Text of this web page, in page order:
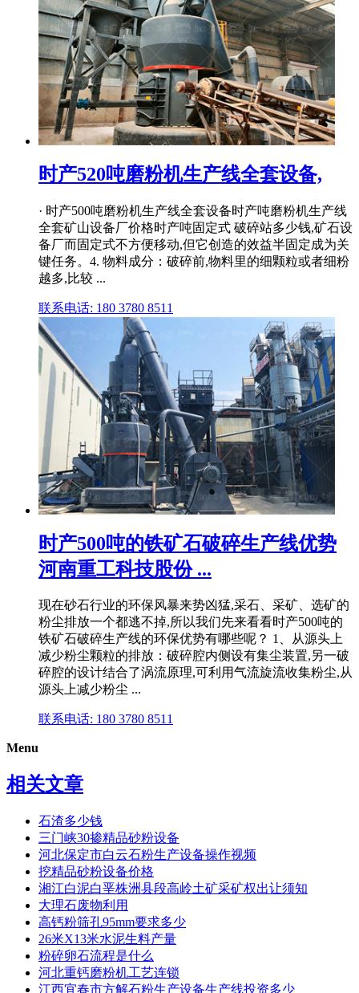
时产520吨磨粉机生产线全套设备,
· 时产500吨磨粉机生产线全套设备时产吨磨粉机生产线
全套矿山设备厂价格时产吨固定式 破碎站多少钱,矿石设
备厂而固定式不方便移动,但它创造的效益半固定成为关
键任务。4. 物料成分：破碎前,物料里的细颗粒或者细粉
越多,比较 ...
联系电话: 180 3780 8511
时产500吨的铁矿石破碎生产线优势
河南重工科技股份 ...
现在砂石行业的环保风暴来势凶猛,采石、采矿、选矿的
粉尘排放一个都逃不掉,所以我们先来看看时产500吨的
铁矿石破碎生产线的环保优势有哪些呢？ 1、从源头上
减少粉尘颗粒的排放：破碎腔内侧设有集尘装置,另一破
碎腔的设计结合了涡流原理,可利用气流旋流收集粉尘,从
源头上减少粉尘 ...
联系电话: 180 3780 8511
Menu
相关文章
石渣多少钱
三门峡30掺精品砂粉设备
河北保定市白云石粉生产设备操作视频
挖精品砂粉设备价格
湘江白泥白垩株洲县段高岭土矿采矿权出让须知
大理石废物利用
高钙粉筛孔95mm要求多少
26米X13米水泥生料产量
粉碎卵石流程是什么
河北重钙磨粉机工艺连锁
江西宜春市方解石粉生产设备生产线投资多少